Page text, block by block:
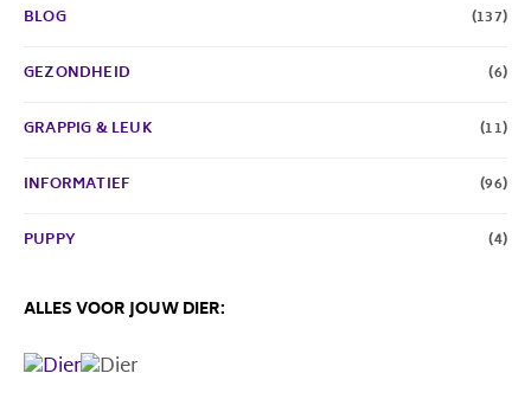
BLOG (137)
GEZONDHEID (6)
GRAPPIG & LEUK (11)
INFORMATIEF (96)
PUPPY (4)
ALLES VOOR JOUW DIER: